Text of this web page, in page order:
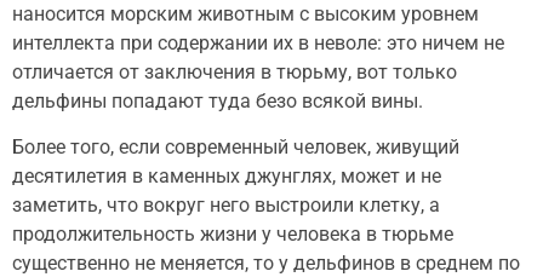
наносится морским животным с высоким уровнем
интеллекта при содержании их в неволе: это ничем не
отличается от заключения в тюрьму, вот только
дельфины попадают туда безо всякой вины.
Более того, если современный человек, живущий
десятилетия в каменных джунглях, может и не
заметить, что вокруг него выстроили клетку, а
продолжительность жизни у человека в тюрьме
существенно не меняется, то у дельфинов в среднем по